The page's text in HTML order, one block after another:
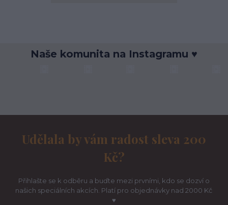
Naše komunita na Instagramu ♥
Udělala by vám radost sleva 200
Kč?
Přihlašte se k odběru a buďte mezi prvními, kdo se dozví o
našich speciálních akcích. Platí pro objednávky nad 2000 Kč
♥